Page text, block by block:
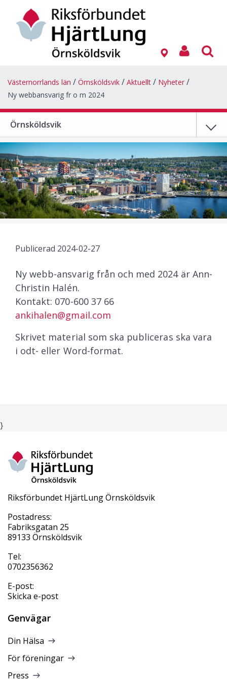
Västernorrlands län Örnsköldsvik Aktuellt
Nyheter
Ny webbansvarig fr o m 2024
Örnsköldsvik
Publicerad 2024-02-27
Ny webb-ansvarig från och med 2024 är Ann-
Christin Halén.
Kontakt: 070-600 37 66
ankihalen@gmail.com
Skrivet material som ska publiceras ska vara
i odt- eller Word-format.
}
Riksförbundet HjärtLung Örnsköldsvik
Postadress:
Fabriksgatan 25
89133 Örnsköldsvik
Tel:
0702356362
E-post:
Skicka e-post
Genvägar
Din Hälsa
För föreningar
Press